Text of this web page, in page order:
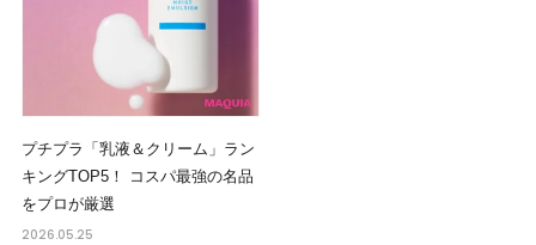
プチプラ「乳液＆クリーム」ラン
キングTOP5！ コスパ最強の名品
をプロが厳選
2026.05.25